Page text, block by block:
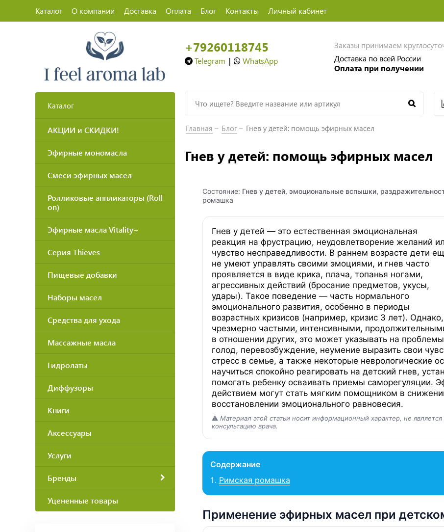
Каталог О компании Доставка Оплата Блог Контакты Личный кабинет
+79260118745
Telegram | WhatsApp
Заказы принимаем
Доставка по всей России
Оплата при получении
Каталог
АКЦИИ и СКИДКИ!
Эфирные мономасла
Смеси эфирных масел
Ролликовые аппликаторы (Roll
on)
Эфирные масла Vitality+
Серия Thieves
Пищевые добавки
Наборы масел
Средства для ухода
Массажные масла
Гидролаты
Диффузоры
Книги
Аксессуары
Услуги
Бренды
Уцененные товары
Главная Блог Гнев у детей: помощь эфирных масел
Гнев у детей: помощь эфирных масел
Состояние: Гнев у детей, эмоциональные вспышки,
ромашка
Гнев у детей — это естественная эмоциональная
реакция на фрустрацию, неудовлетворение желаний
чувство несправедливости. В раннем возрасте дети
не умеют управлять своими эмоциями, и гнев часто
проявляется в виде крика, плача, топанья ногами,
агрессивных действий (бросание предметов, укусы,
удары). Такое поведение — часть нормального
эмоционального развития, особенно в периоды
возрастных кризисов (например, кризис 3 лет).
чрезмерно частыми, интенсивными,
в отношении других, это может указывать на
голод, перевозбуждение, неумение выразить свои
стресс в семье, а также некоторые неврологические
научиться спокойно реагировать на детский гнев,
помогать ребенку осваивать приемы саморегуляции.
действием могут стать мягким помощником в
восстановлении эмоционального равновесия.
⚠️ Материал этой статьи носит информационный характер, не
консультацию врача.
Содержание
Римская ромашка
Применение эфирных масел при